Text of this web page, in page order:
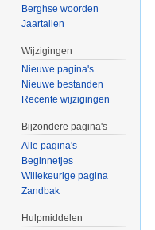
Berghse woorden
Jaartallen
Wijzigingen
Nieuwe pagina's
Nieuwe bestanden
Recente wijzigingen
Bijzondere pagina's
Alle pagina's
Beginnetjes
Willekeurige pagina
Zandbak
Hulpmiddelen